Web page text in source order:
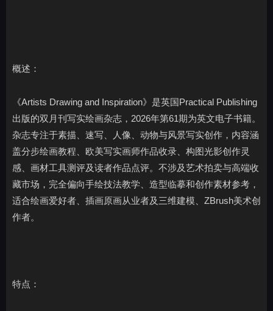
概述：
《Artists Drawing and Inspiration》是英国Practical Publishing
出版的双月刊写实绘画杂志，2026年第61期为英文电子书籍。
杂志专注于素描、速写、人像、动物与风景写实创作，内容涵
盖分步绘画教程、欧美写实画师作品收录、构图光影创作灵
感、画材工具测评及读者作品点评。不涉及艺术拍卖与高端收
藏市场，完全偏向手绘技法教学、造型临摹和创作素材参考，
适合绘画爱好者、插画原画从业者及三维建模、ZBrush美术创
作者。
特点：